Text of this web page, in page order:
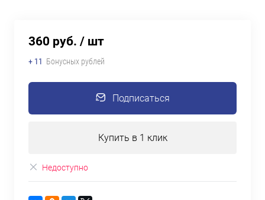
360 руб. / шт
+ 11 Бонусных рублей
Подписаться
Купить в 1 клик
Недоступно